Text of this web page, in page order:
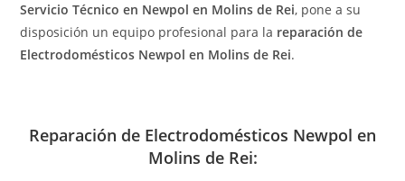
Servicio Técnico en Newpol en Molins de Rei, pone a su
disposición un equipo profesional para la reparación de
Electrodomésticos Newpol en Molins de Rei.
Reparación de Electrodomésticos Newpol en
Molins de Rei: